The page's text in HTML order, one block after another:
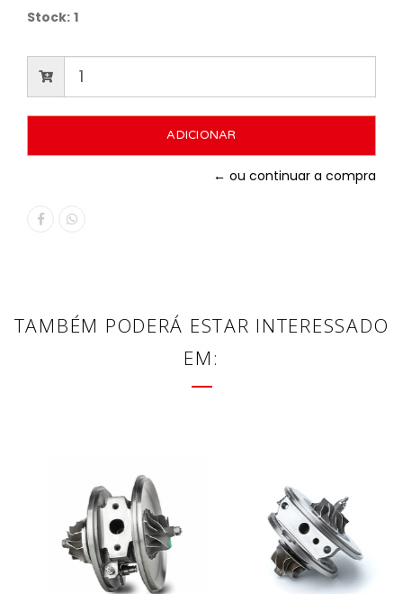
Stock: 1
← ou continuar a compra
TAMBÉM PODERÁ ESTAR INTERESSADO
EM: